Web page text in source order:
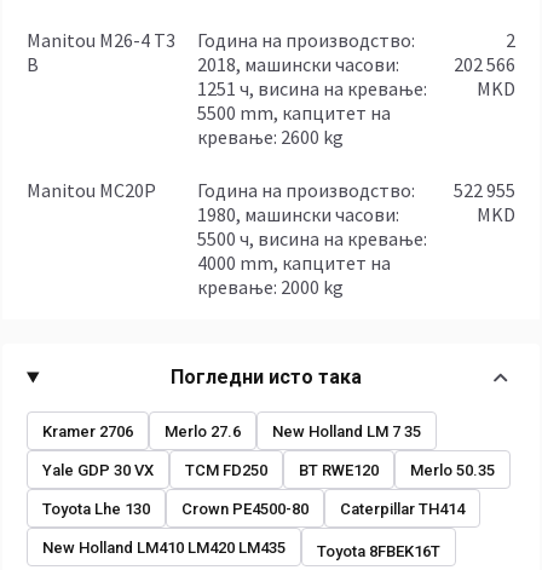
Manitou M26-4 T3
B
година на производство:
2018, машински часови:
1251 ч, висина на кревање:
5500 mm, капцитет на
кревање: 2600 kg
2
202 566
MKD
Manitou MC20P
година на производство:
1980, машински часови:
5500 ч, висина на кревање:
4000 mm, капцитет на
кревање: 2000 kg
522 955
MKD
Погледни исто така
Kramer 2706 Merlo 27.6 New Holland LM 7 35
Yale GDP 30 VX TCM FD250 BT RWE120 Merlo 50.35
Toyota Lhe 130 Crown PE4500-80 Caterpillar TH414
New Holland LM410 LM420 LM435 Toyota 8FBEK16T